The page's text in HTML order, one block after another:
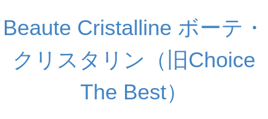
Beaute Cristalline ボーテ・
クリスタリン（旧Choice
The Best）